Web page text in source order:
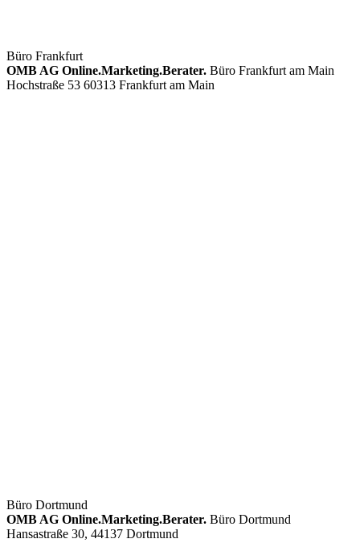
Büro Frankfurt
OMB AG Online.Marketing.Berater. Büro Frankfurt am Main
Hochstraße 53 60313 Frankfurt am Main
Büro Dortmund
OMB AG Online.Marketing.Berater. Büro Dortmund
Hansastraße 30, 44137 Dortmund